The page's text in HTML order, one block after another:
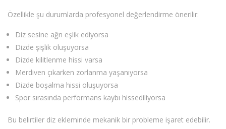
Özellikle şu durumlarda profesyonel değerlendirme önerilir:
Diz sesine ağrı eşlik ediyorsa
Dizde şişlik oluşuyorsa
Dizde kilitlenme hissi varsa
Merdiven çıkarken zorlanma yaşanıyorsa
Dizde boşalma hissi oluşuyorsa
Spor sırasında performans kaybı hissediliyorsa
Bu belirtiler diz ekleminde mekanik bir probleme işaret edebilir.